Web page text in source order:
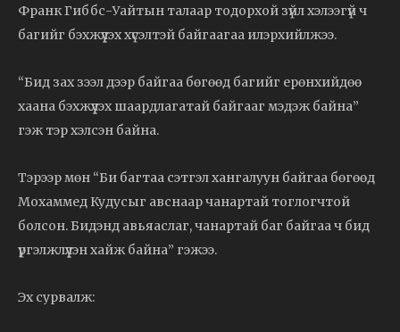
Франк Гиббс-Уайтын талаар тодорхой зүйл хэлээгүй ч
багийг бэхжүүлэх хүсэлтэй байгаагаа илэрхийлжээ.
“Бид зах зээл дээр байгаа бөгөөд багийг ерөнхийдөө
хаана бэхжүүлэх шаардлагатай байгааг мэдэж байна”
гэж тэр хэлсэн байна.
Тэрээр мөн “Би багтаа сэтгэл хангалуун байгаа бөгөөд
Мохаммед Кудусыг авснаар чанартай тоглогчтой
болсон. Бидэнд авьяаслаг, чанартай баг байгаа ч бид
үргэлжлүүлэн хайж байна” гэжээ.
Эх сурвалж: